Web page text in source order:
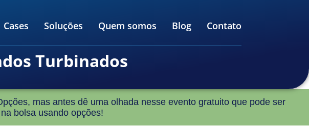
Cases Soluções Quem somos Blog Contato
Turbinados
mas antes dê uma olhada nesse evento gratuito que pode ser
bolsa usando opções!